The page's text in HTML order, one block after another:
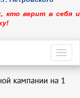
кто верит в себя и
кампании на 1